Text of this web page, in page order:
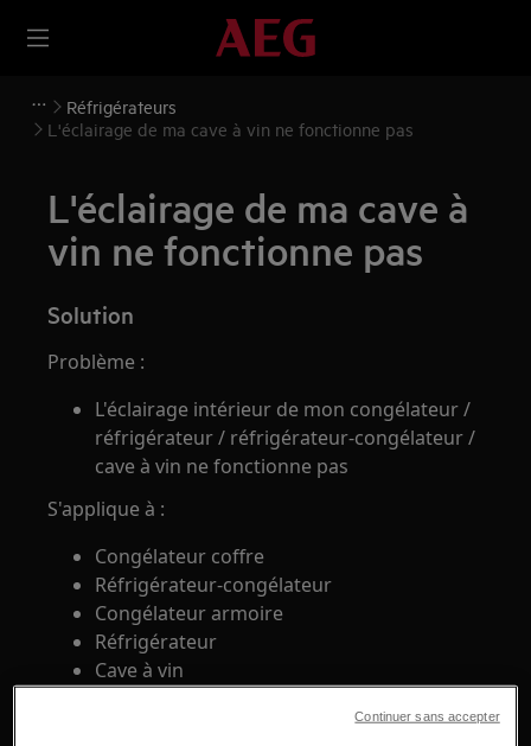
Réfrigérateurs
L'éclairage de ma cave à vin ne fonctionne pas
L'éclairage de ma cave à
vin ne fonctionne pas
Solution
Problème :
L'éclairage intérieur de mon congélateur /
réfrigérateur / réfrigérateur-congélateur /
cave à vin ne fonctionne pas
S'applique à :
Congélateur coffre
Réfrigérateur-congélateur
Congélateur armoire
Réfrigérateur
Cave à vin
Continuer sans accepter